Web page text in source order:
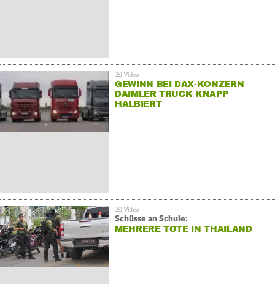
GEWINN BEI DAX-KONZERN
DAIMLER TRUCK KNAPP
HALBIERT
Schüsse an Schule:
MEHRERE TOTE IN THAILAND